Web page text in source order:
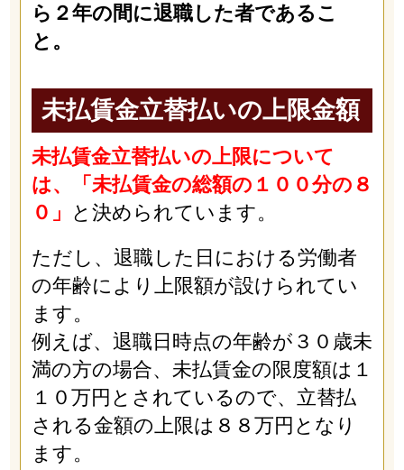
ら２年の間に退職した者であるこ
と。
未払賃金立替払いの上限金額
未払賃金立替払いの上限について
は、「未払賃金の総額の１００分の８
０」 と決められています。
ただし、退職した日における労働者
の年齢により上限額が設けられてい
ます。
例えば、退職日時点の年齢が３０歳未
満の方の場合、未払賃金の限度額は１
１０万円とされているので、立替払
される金額の上限は８８万円となり
ます。